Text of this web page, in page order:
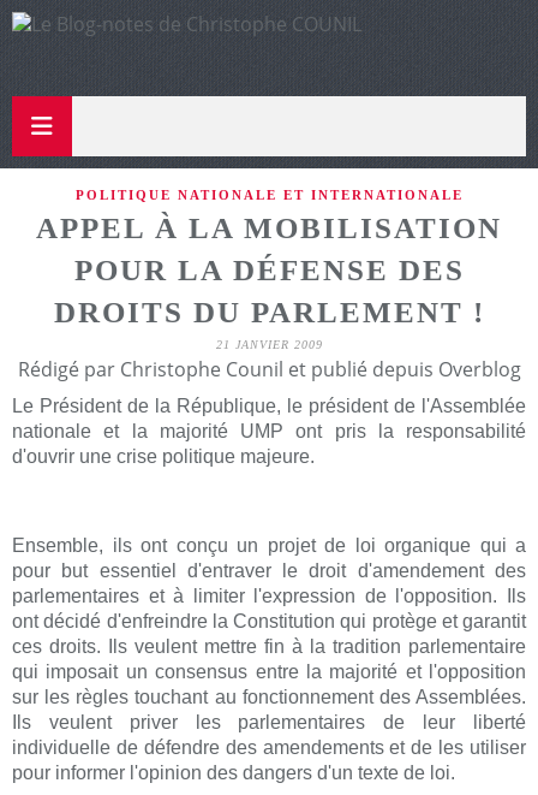
POLITIQUE NATIONALE ET INTERNATIONALE
APPEL À LA MOBILISATION
POUR LA DÉFENSE DES
DROITS DU PARLEMENT !
21 JANVIER 2009
Rédigé par Christophe Counil et publié depuis Overblog
Le Président de la République, le président de l'Assemblée
nationale et la majorité UMP ont pris la responsabilité
d'ouvrir une crise politique majeure.
Ensemble, ils ont conçu un projet de loi organique qui a
pour but essentiel d'entraver le droit d'amendement des
parlementaires et à limiter l'expression de l'opposition. Ils
ont décidé d'enfreindre la Constitution qui protège et garantit
ces droits. Ils veulent mettre fin à la tradition parlementaire
qui imposait un consensus entre la majorité et l'opposition
sur les règles touchant au fonctionnement des Assemblées.
Ils veulent priver les parlementaires de leur liberté
individuelle de défendre des amendements et de les utiliser
pour informer l'opinion des dangers d'un texte de loi.